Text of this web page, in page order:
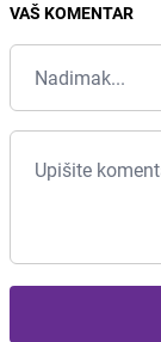
VAŠ KOMENTAR